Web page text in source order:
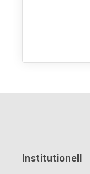
Institutionell